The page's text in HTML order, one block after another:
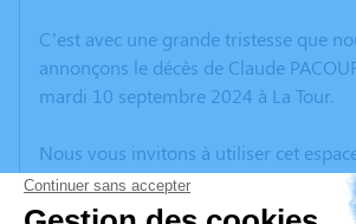
C’est avec une grande tristesse que
annonçons le décès de Claude
mardi 10 septembre 2024 à La Tour.
Nous vous invitons à utiliser cet
vos condoléances, partager des
anecdote ou exprimer vos pensées à